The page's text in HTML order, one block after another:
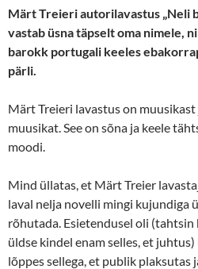
Märt Treieri autorilavastus „Neli
vastab üsna täpselt oma nimele,
barokk portugali keeles
pärli.
Märt Treieri lavastus on
muusikat. See on sõna ja keele
moodi.
Mind üllatas, et Märt Treier
laval nelja novelli mingi kujundiga
rõhutada. Esietendusel oli
üldse kindel enam selles, et
lõppes sellega, et publik plaksutas